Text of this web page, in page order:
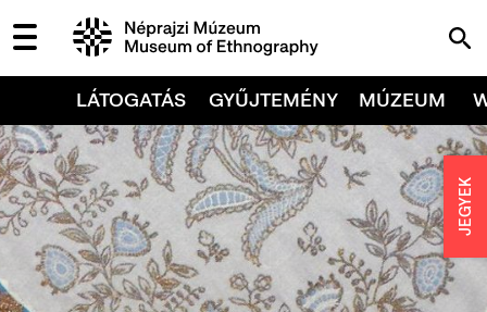
LÁTOGATÁS GYŰJTEMÉNY MÚZEUM
JEGYEK